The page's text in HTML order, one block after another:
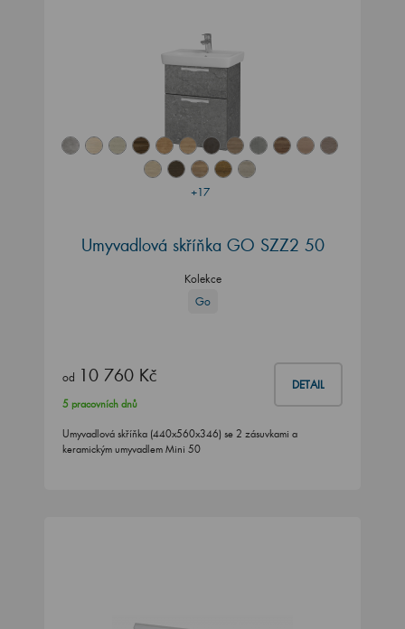
+17
Umyvadlová skříňka GO SZZ2 50
Kolekce
Go
od 10 760 Kč DETAIL
5 pracovních dnů
Umyvadlová skříňka (440x560x346) se 2 zásuvkami a
keramickým umyvadlem Mini 50